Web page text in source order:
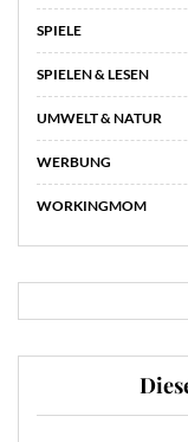
SPIELE
SPIELEN & LESEN
UMWELT & NATUR
WERBUNG
WORKINGMOM